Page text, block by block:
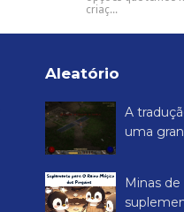
criaç...
Aleatório
A
uma
Minas